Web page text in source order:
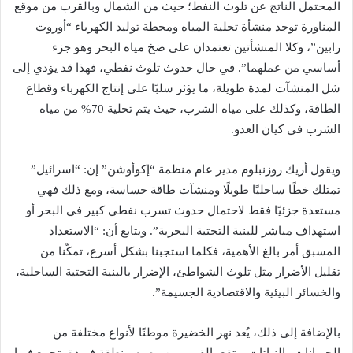
المحتمل الناتج عن تلوث النفط؛ حيث من الشمال وبالقرب من موقع
المناورة توجد منشأة تحلية المياه ومحطة توليد الكهرباء “أوروت
رابين”، وكلا المنشأتين تعتمدان على ضخ مياه البحر وهو جزء
أساسي من عملهما”. في حال حدوث تلوث نفطي، فهذا قد يؤدي إلى
شل المنشآت لمدة طويلة، ما يؤثر سلبًا على إنتاج الكهرباء وقطاع
الطاقة، وكذلك على مياه الشرب، حيث يتم تحلية 70% من مياه
الشرب في كيان العدو.
ويقول أريك روزنبلوم مدير عام منظمة “إكوأوشن” إن: “اسرائيل”
تمتلك خطًا ساحليًا طويلًا ومنشآت طاقة حساسة، ومع ذلك فهي
مستعدة جزئيًا فقط لاحتمال حدوث تسرب نفطي كبير في البحر أو
استهداف مباشر للبنية التحتية البحرية”. ويتابع أن: “الاستعداد
المسبق أمر بالغ الأهمية، فكلما استجبنا بشكل أسرع، تمكّنا من
تقليل الأضرار مثل تلوث الشواطئ، الإضرار بالبنية التحتية الساحلية،
والخسائر البيئية والاقتصادية الجسيمة”.
بالإضافة إلى ذلك، يُعد نهر الخضيرة موطنًا لأنواع مختلفة من